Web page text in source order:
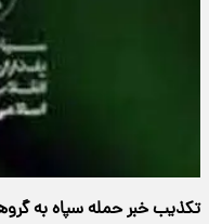
تکذیب خبر حمله سپاه به